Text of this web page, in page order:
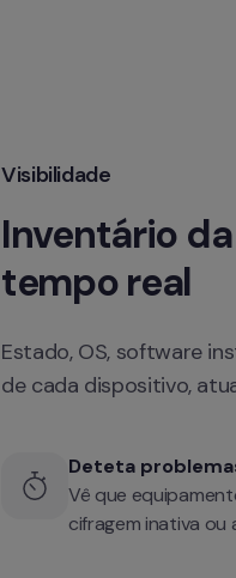
Visibilidade
Inventário
tempo real
Estado, OS, software
de cada dispositivo,
Deteta
Vê que
cifragem inativa ou